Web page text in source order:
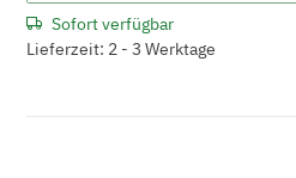
Sofort verfügbar
Lieferzeit: 2 - 3 Werktage